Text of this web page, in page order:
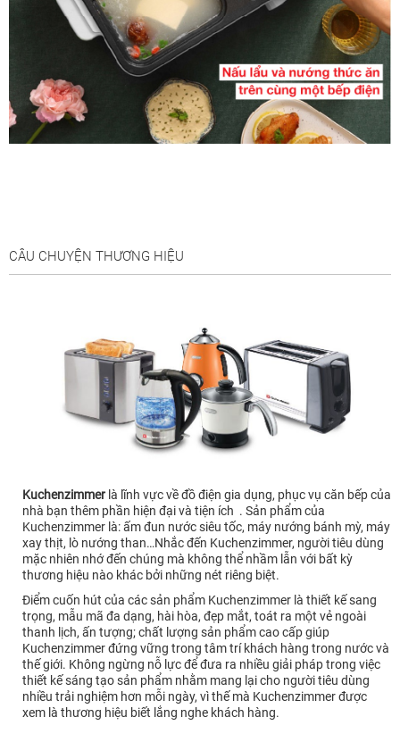
CÂU CHUYỆN THƯƠNG HIỆU
Kuchenzimmer là lĩnh vực về đồ điện gia dụng, phục vụ căn bếp của
nhà bạn thêm phần hiện đại và tiện ích . Sản phẩm của
Kuchenzimmer là: ấm đun nước siêu tốc, máy nướng bánh mỳ, máy
xay thịt, lò nướng than…Nhắc đến Kuchenzimmer, người tiêu dùng
mặc nhiên nhớ đến chúng mà không thể nhầm lẫn với bất kỳ
thương hiệu nào khác bởi những nét riêng biệt.
Điểm cuốn hút của các sản phẩm Kuchenzimmer là thiết kế sang
trọng, mẫu mã đa dạng, hài hòa, đẹp mắt, toát ra một vẻ ngoài
thanh lịch, ấn tượng; chất lượng sản phẩm cao cấp giúp
Kuchenzimmer đứng vững trong tâm trí khách hàng trong nước và
thế giới. Không ngừng nỗ lực để đưa ra nhiều giải pháp trong việc
thiết kế sáng tạo sản phẩm nhằm mang lại cho người tiêu dùng
nhiều trải nghiệm hơn mỗi ngày, vì thế mà Kuchenzimmer được
xem là thương hiệu biết lắng nghe khách hàng.